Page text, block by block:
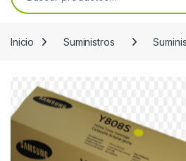
Inicio Suministros